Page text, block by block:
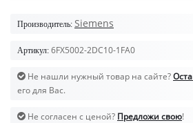
Производитель: Siemens
Артикул: 6FX5002-2DC10-1FA0
Не нашли нужный товар на сайте?
его для Вас.
Не согласен с ценой? Предложи свою!